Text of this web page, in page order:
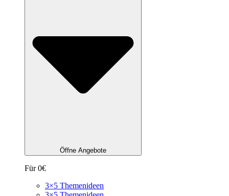
Öffne Angebote
Für 0€
3×5 Themenideen